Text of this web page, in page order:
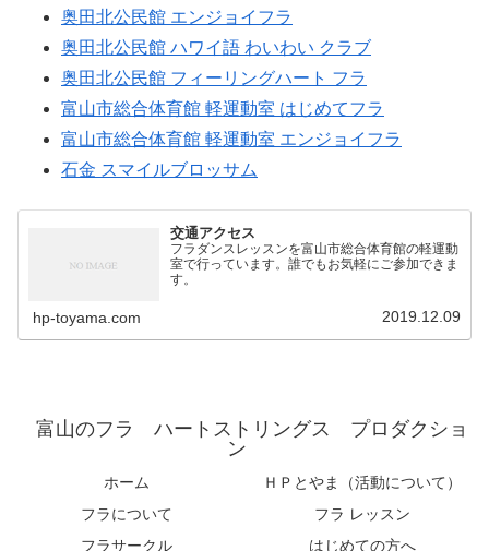
奥田北公民館 エンジョイフラ
奥田北公民館 ハワイ語 わいわい クラブ
奥田北公民館 フィーリングハート フラ
富山市総合体育館 軽運動室 はじめてフラ
富山市総合体育館 軽運動室 エンジョイフラ
石金 スマイルブロッサム
交通アクセス
フラダンスレッスンを富山市総合体育館の軽運動
室で行っています。誰でもお気軽にご参加できま
す。
hp-toyama.com 2019.12.09
富山のフラ ハートストリングス プロダクショ
ン
ホーム
ＨＰとやま（活動について）
フラについて
フラ レッスン
フラサークル
はじめての方へ